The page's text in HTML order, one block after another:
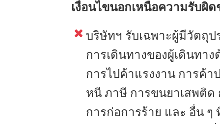
เงื่อนไขนอกเหนือความรับผิด
บริษัทฯ รับเฉพาะผู้มีวัตถุป
การเดินทางของผู้เดินทา
การไปค้าแรงงาน การค้
หนี ภาษี การขนยาเสพติด
การก่อการร้าย และ อื่น